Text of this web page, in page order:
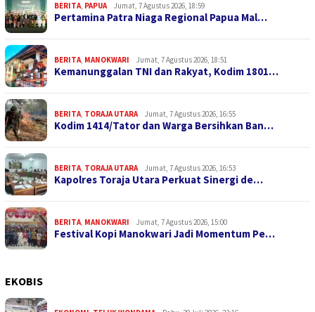
BERITA, PAPUA Jumat, 7 Agustus 2026, 18:59
Pertamina Patra Niaga Regional Papua Mal…
BERITA, MANOKWARI Jumat, 7 Agustus 2026, 18:51
Kemanunggalan TNI dan Rakyat, Kodim 1801…
BERITA, TORAJA UTARA Jumat, 7 Agustus 2026, 16:55
Kodim 1414/Tator dan Warga Bersihkan Ban…
BERITA, TORAJA UTARA Jumat, 7 Agustus 2026, 16:53
Kapolres Toraja Utara Perkuat Sinergi de…
BERITA, MANOKWARI Jumat, 7 Agustus 2026, 15:00
Festival Kopi Manokwari Jadi Momentum Pe…
EKOBIS